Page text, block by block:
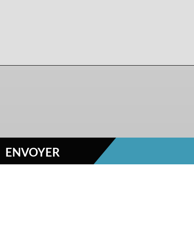
ENVOYER